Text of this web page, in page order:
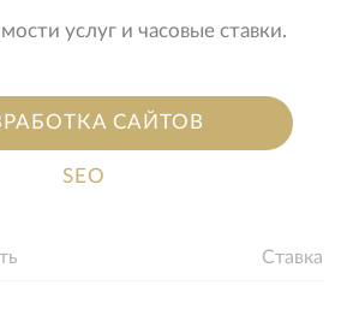
услуг и часовые ставки.
САЙТОВ
SEO
Ставка